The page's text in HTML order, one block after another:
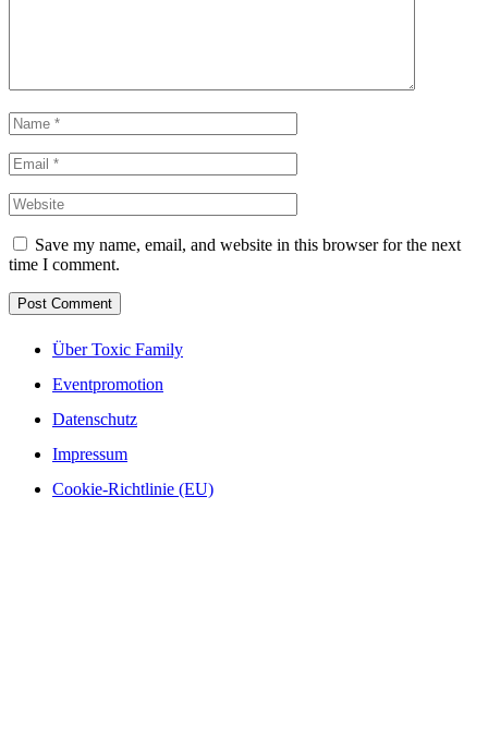
Save my name, email, and website in this browser for the next
time I comment.
Über Toxic Family
Eventpromotion
Datenschutz
Impressum
Cookie-Richtlinie (EU)